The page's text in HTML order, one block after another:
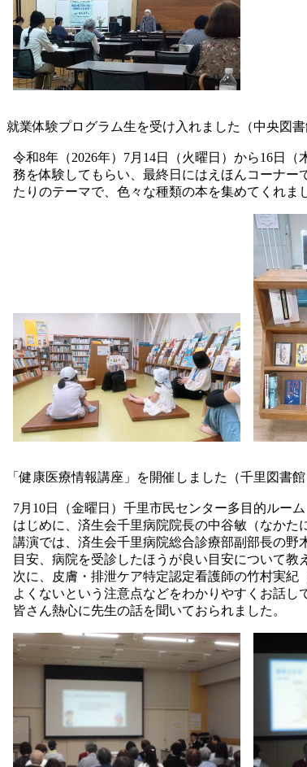
就業体験プログラム生を受け入れました（中央図書
令和8年（2026年）7月14日（火曜日）から16日
務を体験してもらい、最終日にはえほんコーナ
たりのテーマで、色々な種類の本を集めてくれま
「健康医療情報講座」を開催しました（千里図書館
7月10日（金曜日）千里市民センター多目的ルー
はじめに、済生会千里病院院長の中谷敏（なか
講演では、済生会千里病院総合診療部副部長の
目安、病院を受診したほうが良い目安について
次に、皮膚・排泄ケア特定認定看護師の竹村実
よくないという注意点などをわかりやすくお話し
皆さん熱心に先生の話を聞いておられました。